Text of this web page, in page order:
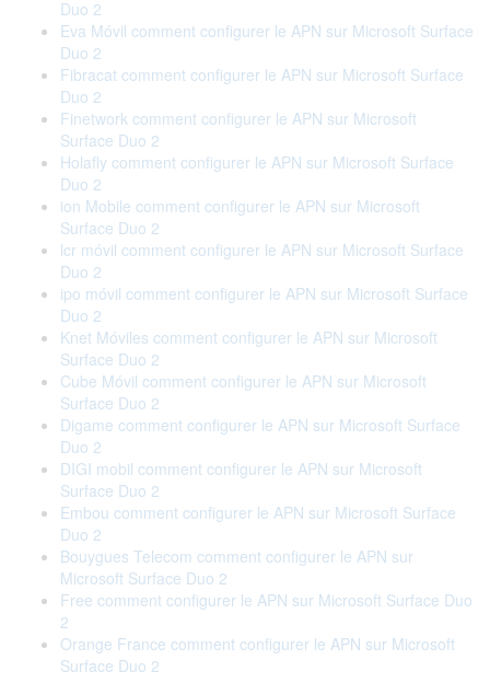
Duo 2
Eva Móvil comment configurer le APN sur Microsoft Surface
Duo 2
Fibracat comment configurer le APN sur Microsoft Surface
Duo 2
Finetwork comment configurer le APN sur Microsoft
Surface Duo 2
Holafly comment configurer le APN sur Microsoft Surface
Duo 2
ion Mobile comment configurer le APN sur Microsoft
Surface Duo 2
lcr móvil comment configurer le APN sur Microsoft Surface
Duo 2
ipo móvil comment configurer le APN sur Microsoft Surface
Duo 2
Knet Móviles comment configurer le APN sur Microsoft
Surface Duo 2
Cube Móvil comment configurer le APN sur Microsoft
Surface Duo 2
Digame comment configurer le APN sur Microsoft Surface
Duo 2
DIGI mobil comment configurer le APN sur Microsoft
Surface Duo 2
Embou comment configurer le APN sur Microsoft Surface
Duo 2
Bouygues Telecom comment configurer le APN sur
Microsoft Surface Duo 2
Free comment configurer le APN sur Microsoft Surface Duo
2
Orange France comment configurer le APN sur Microsoft
Surface Duo 2